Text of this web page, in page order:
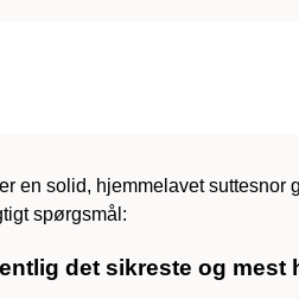
en solid, hjemmelavet
spørgsmål:
det sikreste og mest